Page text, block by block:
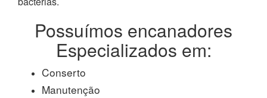
Possuímos encanadores
Especializados em:
Conserto
Manutenção